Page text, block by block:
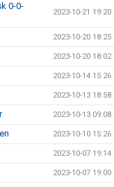
0-0-
2023-10-21 19:20
2023-10-20 18:25
2023-10-20 18:02
2023-10-14 15:26
2023-10-13 18:58
2023-10-13 09:08
2023-10-10 15:26
2023-10-07 19:14
2023-10-07 19:00